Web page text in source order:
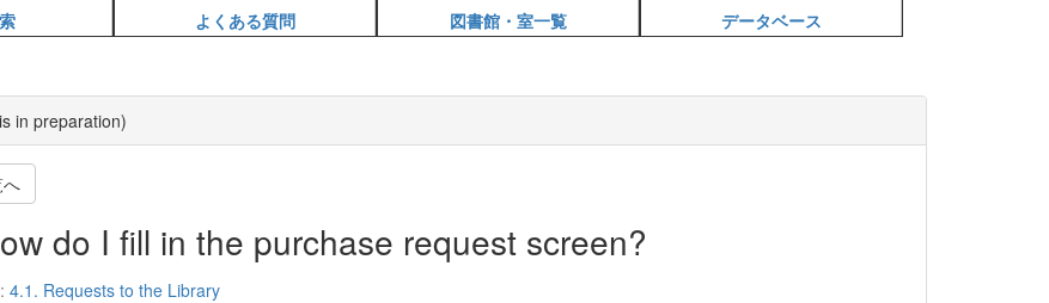
よくある質問 図書館・室一覧 データベース
in preparation)
do I fill in the purchase request screen?
4.1. Requests to the Library